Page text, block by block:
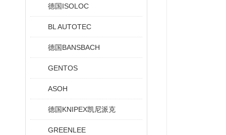
德国ISOLOC
BL AUTOTEC
德国BANSBACH
GENTOS
ASOH
德国KNIPEX凯尼派克
GREENLEE